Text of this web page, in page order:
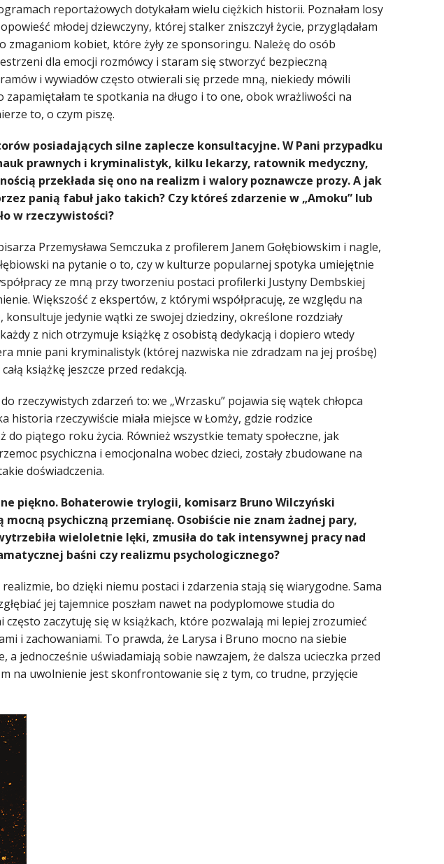
reportażowych dotykałam wielu ciężkich historii. Poznałam losy
młodej dziewczyny, której stalker zniszczył życie, przyglądałam
zmaganiom kobiet, które żyły ze sponsoringu. Należę do osób
dla emocji rozmówcy i staram się stworzyć bezpieczną
i wywiadów często otwierali się przede mną, niekiedy mówili
te spotkania na długo i to one, obok wrażliwości na
to, o czym piszę.
posiadających silne zaplecze konsultacyjne. W Pani przypadku
prawnych i kryminalistyk, kilku lekarzy, ratownik medyczny,
przekłada się ono na realizm i walory poznawcze prozy. A jak
panią fabuł jako takich? Czy któreś zdarzenie w „Amoku” lub
w rzeczywistości?
Przemysława Semczuka z profilerem Janem Gołębiowskim i nagle,
na pytanie o to, czy w kulturze popularnej spotyka umiejętnie
ze mną przy tworzeniu postaci profilerki Justyny Dembskiej
Większość z ekspertów, z którymi współpracuję, ze względu na
jedynie wątki ze swojej dziedziny, określone rozdziały
z nich otrzymuje książkę z osobistą dedykacją i dopiero wtedy
mnie pani kryminalistyk (której nazwiska nie zdradzam na jej prośbę)
książkę jeszcze przed redakcją.
rzeczywistych zdarzeń to: we „Wrzasku” pojawia się wątek chłopca
historia rzeczywiście miała miejsce w Łomży, gdzie rodzice
piątego roku życia. Również wszystkie tematy społeczne, jak
psychiczna i emocjonalna wobec dzieci, zostały zbudowane na
doświadczenia.
piękno. Bohaterowie trylogii, komisarz Bruno Wilczyński
psychiczną przemianę. Osobiście nie znam żadnej pary,
wieloletnie lęki, zmusiła do tak intensywnej pracy nad
baśni czy realizmu psychologicznego?
bo dzięki niemu postaci i zdarzenia stają się wiarygodne. Sama
jej tajemnice poszłam nawet na podyplomowe studia do
zaczytuję się w książkach, które pozwalają mi lepiej zrozumieć
i zachowaniami. To prawda, że Larysa i Bruno mocno na siebie
a jednocześnie uświadamiają sobie nawzajem, że dalsza ucieczka przed
na uwolnienie jest skonfrontowanie się z tym, co trudne, przyjęcie